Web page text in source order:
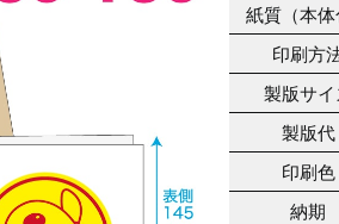
紙質（本体
印刷方
製版サ
製版代
印刷色
納期